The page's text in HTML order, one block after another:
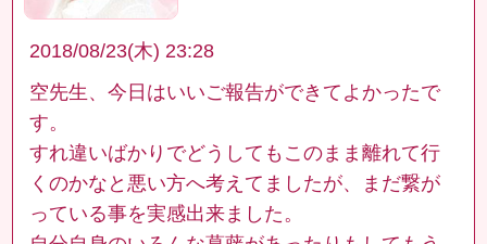
2018/08/23(木) 23:28
空先生、今日はいいご報告ができてよかったで
す。
すれ違いばかりでどうしてもこのまま離れて行
くのかなと悪い方へ考えてましたが、まだ繋が
っている事を実感出来ました。